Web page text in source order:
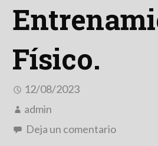
Físico.
12/08/2023
admin
Deja un comentario